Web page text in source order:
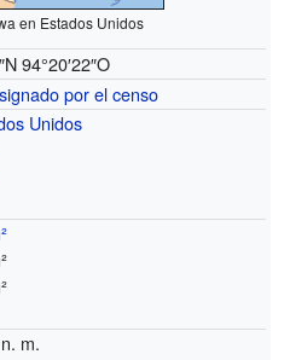
en Estados Unidos
94°20′22″O
por el censo
Unidos
m.